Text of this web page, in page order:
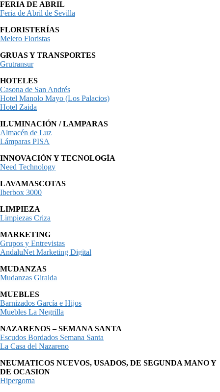
FERIA DE ABRIL
Feria de Abril de Sevilla
FLORISTERÍAS
Melero Floristas
GRUAS Y TRANSPORTES
Grutransur
HOTELES
Casona de San Andrés
Hotel Manolo Mayo (Los Palacios)
Hotel Zaida
ILUMINACIÓN / LAMPARAS
Almacén de Luz
Lámparas PISA
INNOVACIÓN Y TECNOLOGÍA
Need Technology
LAVAMASCOTAS
Iberbox 3000
LIMPIEZA
Limpiezas Criza
MARKETING
Grupos y Entrevistas
AndaluNet Marketing Digital
MUDANZAS
Mudanzas Giralda
MUEBLES
Barnizados García e Hijos
Muebles La Negrilla
NAZARENOS – SEMANA SANTA
Escudos Bordados Semana Santa
La Casa del Nazareno
NEUMATICOS NUEVOS, USADOS, DE SEGUNDA MANO Y
DE OCASION
Hipergoma